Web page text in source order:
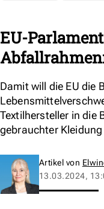
EU-
Damit will die EU die
Textilhersteller in die
gebrauchter
Artikel von
13.03.2024,